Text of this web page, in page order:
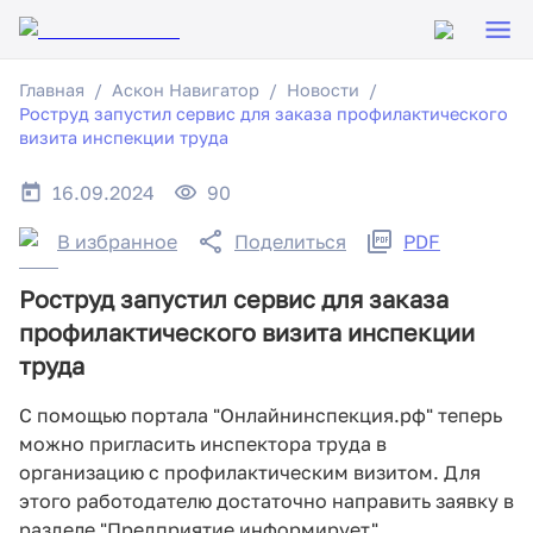
Главная Аскон Навигатор
Новости
Роструд запустил сервис для заказа профилактического
визита инспекции труда
16.09.2024 90
В избранное Поделиться PDF
Роструд запустил сервис для заказа
профилактического визита инспекции
труда
С помощью портала "Онлайнинспекция.рф" теперь
можно пригласить инспектора труда в
организацию с профилактическим визитом. Для
этого работодателю достаточно направить заявку в